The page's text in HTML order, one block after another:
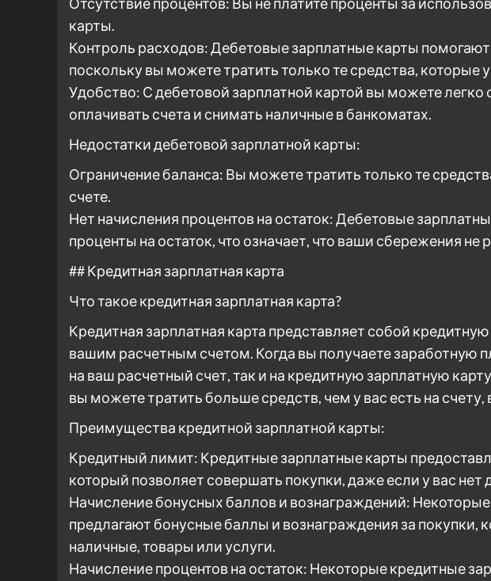
карты.
Контроль расходов: Дебетовые зарплатные карты
поскольку вы можете тратить только те средства, которые у
Удобство: С дебетовой зарплатной картой вы можете легко
оплачивать счета и снимать наличные в банкоматах.
Недостатки дебетовой зарплатной карты:
Ограничение баланса: Вы можете тратить только те
счете.
Нет начисления процентов на остаток: Дебетовые
проценты на остаток, что означает, что ваши сбережения не
## Кредитная зарплатная карта
Что такое кредитная зарплатная карта?
Кредитная зарплатная карта представляет собой кредитную
вашим расчетным счетом. Когда вы получаете заработную
на ваш расчетный счет, так и на кредитную зарплатную
вы можете тратить больше средств, чем у вас есть на
Преимущества кредитной зарплатной карты:
Кредитный лимит: Кредитные зарплатные карты
который позволяет совершать покупки, даже если у вас нет
Начисление бонусных баллов и вознаграждений:
предлагают бонусные баллы и вознаграждения за покупки,
наличные, товары или услуги.
Начисление процентов на остаток: Некоторые кредитные